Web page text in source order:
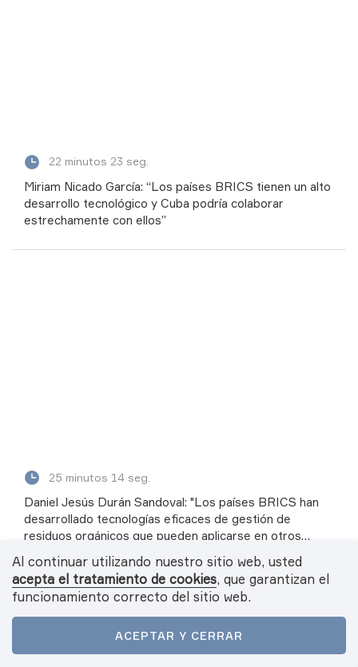
Portada Noticias Vídeo Podcasts Menú
22 minutos 23 seg.
Miriam Nicado García: “Los países BRICS tienen un alto
desarrollo tecnológico y Cuba podría colaborar
estrechamente con ellos”
25 minutos 14 seg.
Daniel Jesús Durán Sandoval: "Los países BRICS han
desarrollado tecnologías eficaces de gestión de
residuos orgánicos que pueden aplicarse en otros
países"
TODOS LOS PODCASTS
Al continuar utilizando nuestro sitio web, usted
acepta el tratamiento de cookies, que garantizan el
funcionamiento correcto del sitio web.
ACEPTAR Y CERRAR